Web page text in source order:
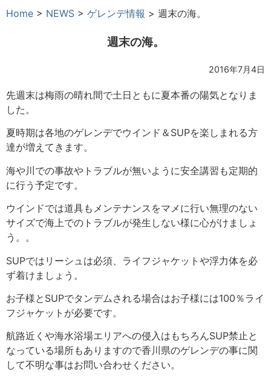
Home > NEWS > ゲレンデ情報 > 週末の海。
週末の海。
2016年7月4日
先週末は梅雨の晴れ間で土日ともに夏本番の陽気となりま
した。
夏時期は各地のゲレンデでウインド＆SUPを楽しまれる方
達が増えてきます。
海や川での事故やトラブルが無いように安全講習も定期的
に行う予定です。
ウインドでは道具もメンテナンスをマメに行い無理のない
サイズで海上でのトラブルが発生しない様に心がけましょ
う。。
SUPではリーシュは必須、ライフジャケットや浮力体を必
ず着けましょう。
お子様とSUPでタンデムされる場合はお子様には100％ライ
フジャケットが必要です。
航路近くや海水浴場エリアへの侵入はもちろんSUP禁止と
なっている場所もありますので香川県のゲレンデの事に関
して不明な事はお問い合わせください。